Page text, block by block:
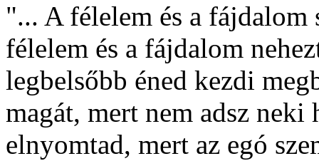
"... A félelem és a fájdalom
félelem és a fájdalom
legbelsőbb éned kezdi
magát, mert nem adsz
elnyomtad, mert az egó